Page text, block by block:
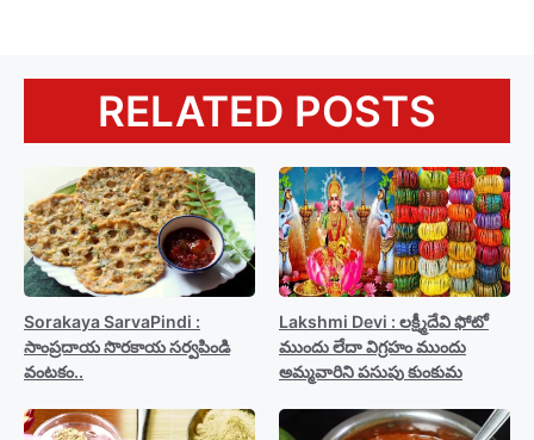
RELATED POSTS
Sorakaya SarvaPindi :
సాంప్రదాయ సొరకాయ సర్వపిండి
వంటకం..
Lakshmi Devi : లక్ష్మీదేవి ఫోటో
ముందు లేదా విగ్రహం ముందు
అమ్మవారిని పసుపు కుంకుమ